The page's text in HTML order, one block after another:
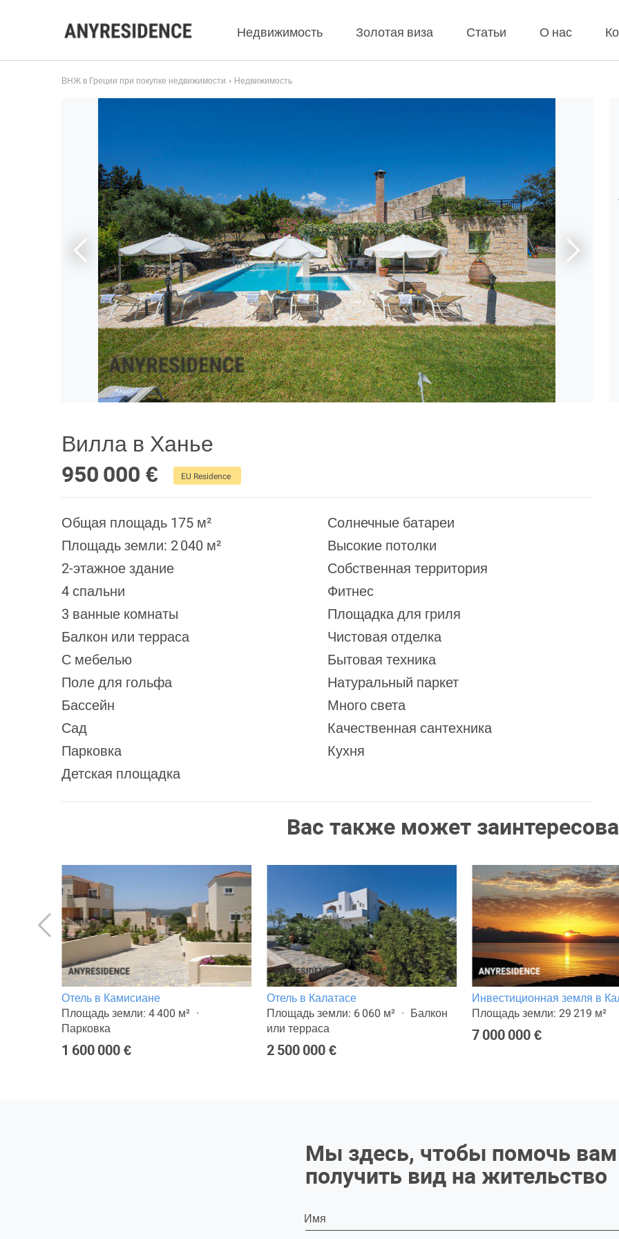
Недвижимость Золотая виза Статьи О нас
ВНЖ в Греции при покупке недвижимости Недвижимость
Вилла в Ханье
950 000 €
EU Residence
Общая площадь 175 м²
Площадь земли: 2 040 м²
2-этажное здание
4 спальни
3 ванные комнаты
Балкон или терраса
С мебелью
Поле для гольфа
Бассейн
Сад
Парковка
Детская площадка
Солнечные батареи
Высокие потолки
Собственная территория
Фитнес
Площадка для гриля
Чистовая отделка
Бытовая техника
Натуральный паркет
Много света
Качественная сантехника
Кухня
Вас также может
Отель в Камисиане
Площадь земли: 4 400 м²
Парковка
1 600 000 €
Отель в Калатасе
Площадь земли: 6 060 м²
Балкон
или терраса
2 500 000 €
Инвестиционная земля в
Площадь земли: 29 219 м²
7 000 000 €
Мы здесь, чтобы помочь вам
получить вид на жительство
Имя